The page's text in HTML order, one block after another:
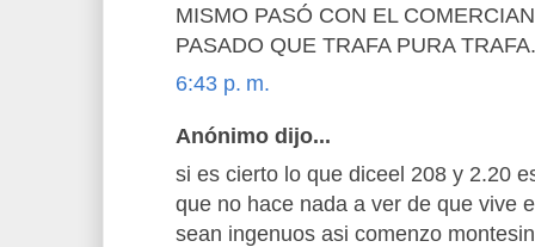
MISMO PASÓ CON EL
PASADO QUE TRAFA PURA TRAFA.
6:43 p. m.
Anónimo dijo...
si es cierto lo que diceel 208 y 2.20
que no hace nada a ver de que vive
sean ingenuos asi comenzo